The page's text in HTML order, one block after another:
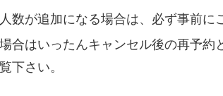
が追加になる場合は、必ず事前に
はいったんキャンセル後の再予約
下さい。